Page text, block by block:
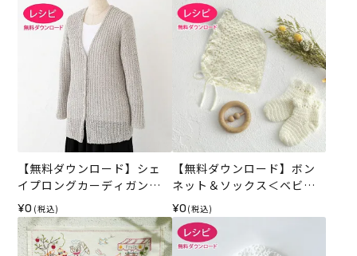
【無料ダウンロード】シェ
イプロングカーディガン
（レシピ）
¥0 (税込)
【無料ダウンロード】ボン
ネット＆ソックス＜ベビー
パレット＞（レシピ）
¥0 (税込)